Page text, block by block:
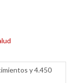
y 4.450